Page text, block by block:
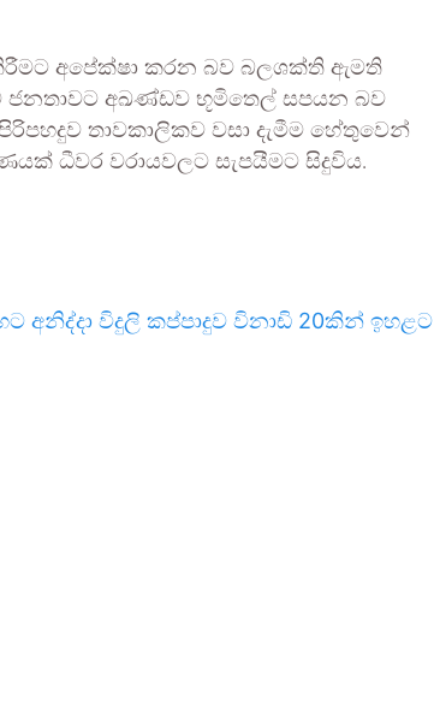
අපේක්ෂා කරන බව බලශක්ති ඇමති
ජනතාවට අඛණ්ඩව භූමිතෙල් සපයන බව
තාවකාලිකව වසා දැමීම හේතුවෙන්
ධීවර වරායවලට සැපයීමට සිදුවිය.
අනිද්දා විදුලි කප්පාදුව විනාඩි 20කින් ඉහළට